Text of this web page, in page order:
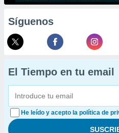
Síguenos
El Tiempo en tu email
He leído y acepto la política de